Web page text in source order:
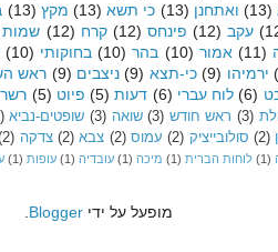
(13) ואתחנן (13) כי תשא (13) מקץ (13)
עקב (12) פינחס (12) קרח (12) שמות
(11) אמור (10) בהר (10) בחוקותי (10)
ירמיהו (9) כי-תצא (9) ניצבים (9) ראש
(6) לוח עברי (6) דעות (5) פיוט (5)
(3) ראש חודש (3) שואה (3) שופטים-נביא
(2) סולובייציק (2) עמוס (2) צבא (2) צדקה
(1) לוחות הברית (1) מיכה (1) עובדיה (1) עופות (1)
מופעל על ידי Blogger